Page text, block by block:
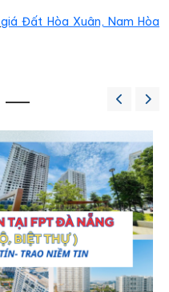
giá Đất Hòa Xuân, Nam Hòa